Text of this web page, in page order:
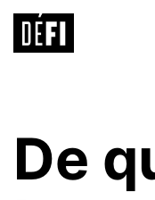
Aller
Défi
De